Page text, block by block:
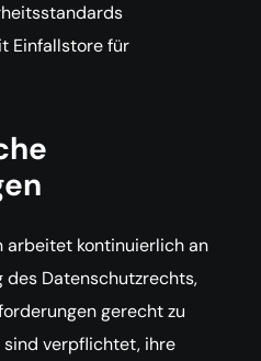
Einfallstore für
arbeitet kontinuierlich an
Datenschutzrechts,
gerecht zu
sind verpflichtet, ihre